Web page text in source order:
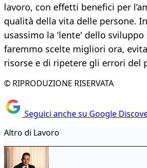
lavoro, con effetti benefici per
qualità della vita delle persone.
usassimo la 'lente' dello
faremmo scelte migliori ora,
risorse e di ripetere gli errori del
© RIPRODUZIONE RISERVATA
Seguici anche su Google
Altro di Lavoro